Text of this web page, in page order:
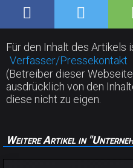
Für den Inhalt des Artikels
Verfasser/Pressekontakt
(Betreiber dieser
ausdrücklich von den
diese nicht zu eigen.
Weitere Artikel in